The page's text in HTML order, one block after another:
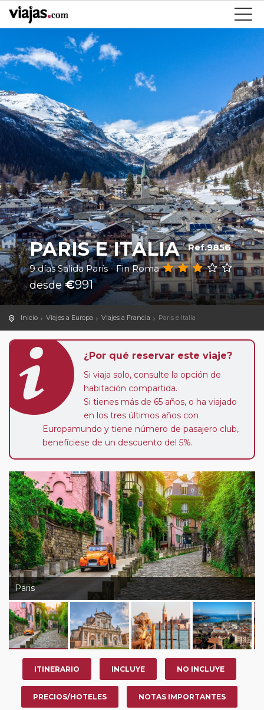
PARIS E ITALIA Ref.9856
9 días Salida París - Fin Roma
desde€991
Inicio Viajes a Europa Viajes a Francia Paris e Italia
¿Por qué reservar este viaje?
Si viaja solo, consulte la opción de
habitación compartida.
Si tienes más de 65 años, o ha viajado
en los tres últimos años con
Europamundo y tiene número de pasajero club,
benefíciese de un descuento del 5%.
Paris
ITINERARIO INCLUYE NO INCLUYE
PRECIOS/HOTELES NOTAS IMPORTANTES